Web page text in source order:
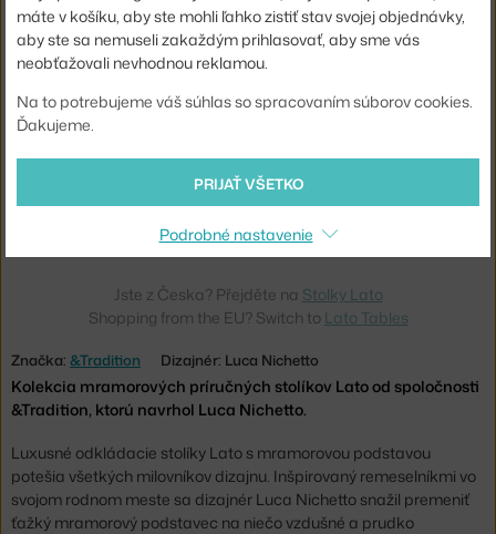
Značka: &Tradition Dizajnér: Luca Nichetto
Kolekcia mramorových príručných stolíkov Lato od spoločnosti
&Tradition, ktorú navrhol Luca Nichetto.
Luxusné odkládacie stolíky Lato s mramorovou podstavou
potešia všetkých milovníkov dizajnu. Inšpirovaný remeselníkmi vo
svojom rodnom meste sa dizajnér Luca Nichetto snažil premeniť
ťažký mramorový podstavec na niečo vzdušné a prudko
LATO LN8, OAK/CREMA DIVA MARBLE
576,00 €
LATO LN8, IVORY WHITE/CREMA DIVA MARBLE
&TRADITION
4 - 6 týždňov
Jste z Česka? Přejděte na Stolky Lato
Shopping from the EU? Switch to Lato Tables
máte v košíku, aby ste mohli ľahko zistiť stav svojej objednávky,
aby ste sa nemuseli zakaždým prihlasovať, aby sme vás
neobťažovali nevhodnou reklamou.
Na to potrebujeme váš súhlas so spracovaním súborov cookies.
Ďakujeme.
PRIJAŤ VŠETKO
Podrobné nastavenie